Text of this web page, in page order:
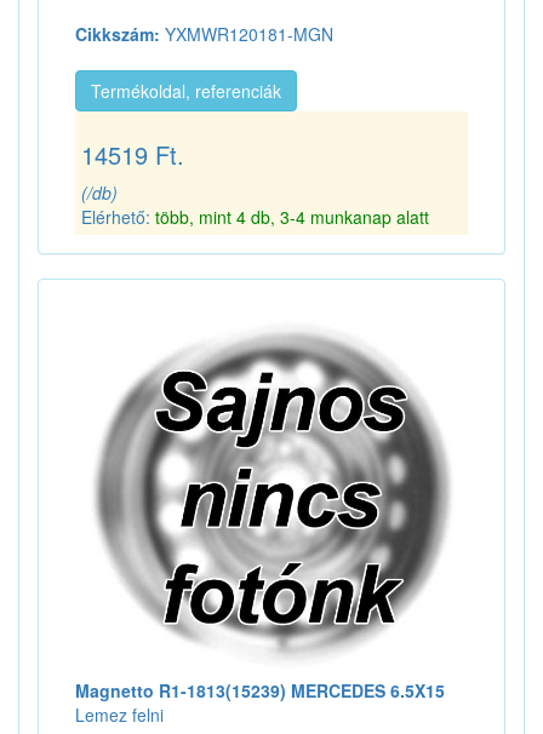
Cikkszám: YXMWR120181-MGN
Termékoldal, referenciák
14519 Ft.
(/db)
Elérhető: több, mint 4 db, 3-4 munkanap alatt
Magnetto R1-1813(15239) MERCEDES 6.5X15
Lemez felni